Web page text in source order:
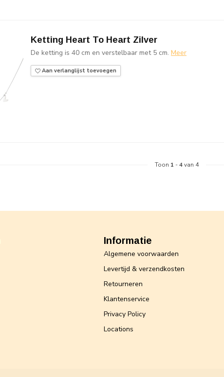
Ketting Heart To Heart Zilver
De ketting is 40 cm en verstelbaar met 5 cm. Meer
Aan verlanglijst toevoegen
Toon 1 -4van 4
Informatie
Algemene voorwaarden
Levertijd & verzendkosten
Retourneren
Klantenservice
Privacy Policy
Locations